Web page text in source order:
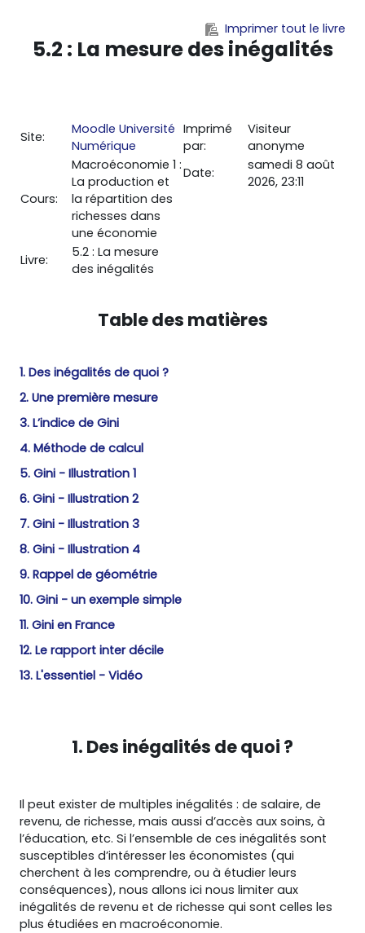
Imprimer tout le livre
5.2 : La mesure des inégalités
Site:
Moodle Université
Numérique
Cours:
Macroéconomie 1 :
La production et
la répartition des
richesses dans
une économie
Livre:
5.2 : La mesure
des inégalités
Imprimé
par:
Visiteur
anonyme
Date:
samedi 8 août
2026, 23:11
Table des matières
1. Des inégalités de quoi ?
2. Une première mesure
3. L’indice de Gini
4. Méthode de calcul
5. Gini - Illustration 1
6. Gini - Illustration 2
7. Gini - Illustration 3
8. Gini - Illustration 4
9. Rappel de géométrie
10. Gini - un exemple simple
11. Gini en France
12. Le rapport inter décile
13. L'essentiel - Vidéo
1. Des inégalités de quoi ?
Il peut exister de multiples inégalités : de salaire, de
revenu, de richesse, mais aussi d’accès aux soins, à
l’éducation, etc. Si l’ensemble de ces inégalités sont
susceptibles d’intéresser les économistes (qui
cherchent à les comprendre, ou à étudier leurs
conséquences), nous allons ici nous limiter aux
inégalités de revenu et de richesse qui sont celles les
plus étudiées en macroéconomie.